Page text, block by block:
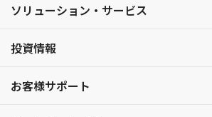
ソリューション・サービス
投資情報
お客様サポート